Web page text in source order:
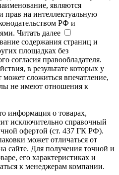
являются
прав на интеллектуальную
РФ и
Читать далее
содержания страниц и
площадках без
согласия правообладателя.
в результате которых у
может сложиться впечатление,
не имеют отношения к
информация о товарах,
исключительно справочный
офертой (ст. 437 ГК РФ).
может отличаться от
сайте. Для получения точной и
его характеристиках и
к менеджерам компании.